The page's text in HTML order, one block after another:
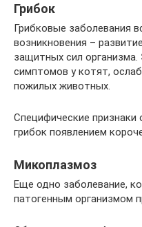
Грибок
Грибковые заболевания
возникновения –
защитных сил
симптомов у котят,
пожилых животных.
Специфические признаки
грибок появлением
Микоплазмоз
Еще одно заболевание,
патогенным организмом